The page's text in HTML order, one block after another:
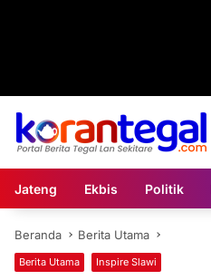
Jateng Ekbis Politik
Beranda Berita Utama
Berita Utama Inspire Slawi